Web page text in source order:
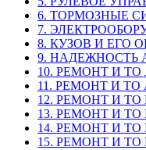
6. ТОРМОЗНЫЕ
7.
8. КУЗОВ И ЕГО
9. НАДЕЖНОСТЬ
10. РЕМОНТ И ТО
11. РЕМОНТ И
12. РЕМОНТ И
13. РЕМОНТ И
14. РЕМОНТ И ТО
15. РЕМОНТ И